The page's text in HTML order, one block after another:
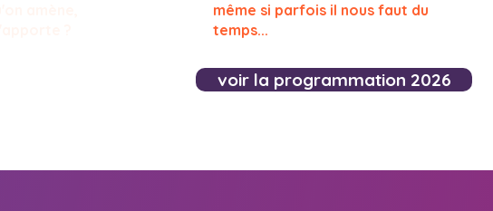
même si parfois il nous faut du
temps...
voir la programmation 2026